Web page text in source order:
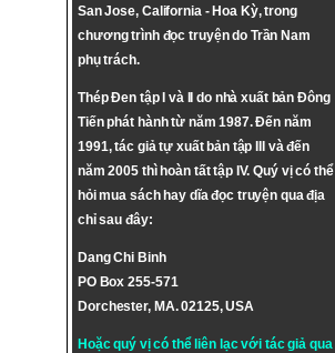
San Jose, California - Hoa Kỳ, trong
chương trình đọc truyện do Trần Nam
phụ trách.
Thép Đen tập I và II do nhà xuất bản Đông
Tiến phát hành từ năm 1987. Đến năm
1991, tác giả tự xuất bản tập III và đến
năm 2005 thì hoàn tất tập IV. Quý vị có thể
hỏi mua sách hay dĩa đọc truyện qua địa
chỉ sau đây:
Dang Chi Binh
PO Box 255-571
Dorchester, MA. 02125, USA
Hoặc quý vị có thể liên lạc với tác giả qua